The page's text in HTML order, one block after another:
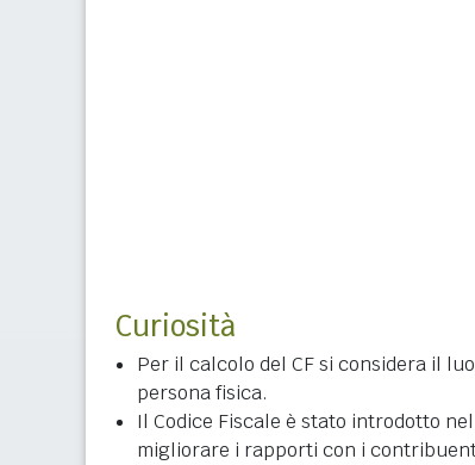
Curiosità
Per il calcolo del CF si considera il
persona fisica.
Il Codice Fiscale è stato introdotto nel
migliorare i rapporti con i